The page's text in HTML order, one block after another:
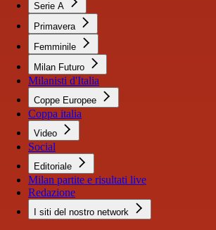
Serie A
Primavera
Femminile
Milan Futuro
Milanisti d'Italia
Coppe Europee
Coppa italia
Video
Social
Editoriale
Milan partite e risultati live
Redazione
I siti del nostro network